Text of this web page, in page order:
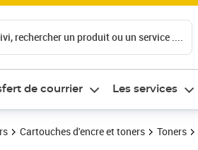
rechercher un produit ou un service ....
de courrier Les services
Cartouches d'encre et toners Toners